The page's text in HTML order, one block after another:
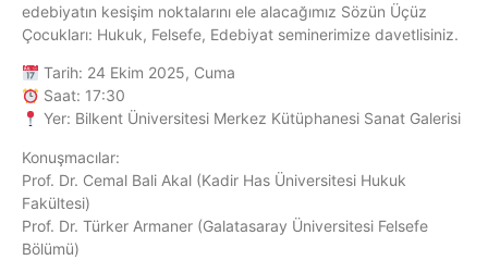
edebiyatın kesişim noktalarını ele alacağımız Sözün Üçüz
Çocukları: Hukuk, Felsefe, Edebiyat seminerimize davetlisiniz.
Tarih: 24 Ekim 2025, Cuma
Saat: 17:30
Yer: Bilkent Üniversitesi Merkez Kütüphanesi Sanat Galerisi
Konuşmacılar:
Prof. Dr. Cemal Bali Akal (Kadir Has Üniversitesi Hukuk
Fakültesi)
Prof. Dr. Türker Armaner (Galatasaray Üniversitesi Felsefe
Bölümü)